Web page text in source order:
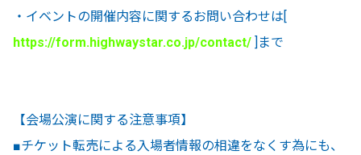
・イベントの開催内容に関するお問い合わせは[
https://form.highwaystar.co.jp/contact/ ]まで
【会場公演に関する注意事項】
■チケット転売による入場者情報の相違をなくす為にも、